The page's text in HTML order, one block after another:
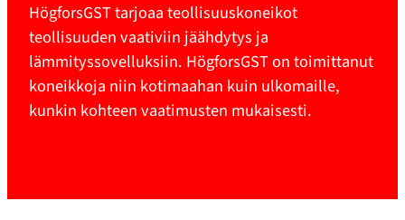
HögforsGST tarjoaa teollisuuskoneikot
teollisuuden vaativiin jäähdytys ja
lämmityssovelluksiin. HögforsGST on toimittanut
koneikkoja niin kotimaahan kuin ulkomaille,
kunkin kohteen vaatimusten mukaisesti.